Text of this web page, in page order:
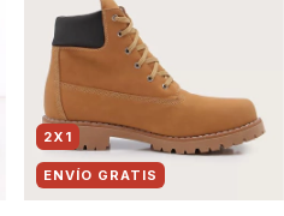
2X1
ENVÍO GRATIS